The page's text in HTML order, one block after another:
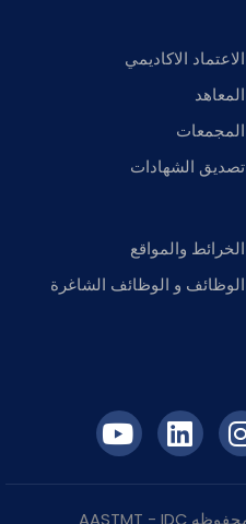
الاعتماد الاكاديمي
المعاهد
المجمعات
تصديق الشهادات
الخرائط والمواقع
الوظائف و الوظائف الشاغرة
IDC
- AASTMT